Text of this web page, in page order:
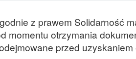
z prawem Solidarność
momentu otrzymania
przed